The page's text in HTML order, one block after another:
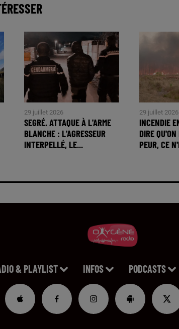
29 juillet 2026
SEGRÉ. ATTAQUE À L'ARME
BLANCHE : L'AGRESSEUR
INTERPELLÉ, LE...
29 juillet 2026
INCENDIE
DIRE
PEUR, CE
& PLAYLIST INFOS PODCASTS